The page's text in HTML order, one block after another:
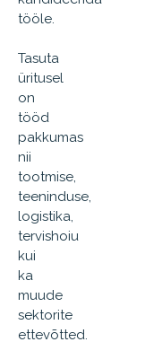
tööle.
Tasuta
üritusel
on
tööd
pakkumas
nii
tootmise,
teeninduse,
logistika,
tervishoiu
kui
ka
muude
sektorite
ettevõtted.